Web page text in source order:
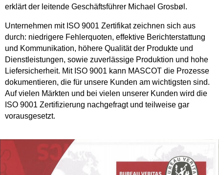
erklärt der leitende Geschäftsführer Michael Grosbøl.
Unternehmen mit ISO 9001 Zertifikat zeichnen sich aus
durch: niedrigere Fehlerquoten, effektive Berichterstattung
und Kommunikation, höhere Qualität der Produkte und
Dienstleistungen, sowie zuverlässige Produktion und hohe
Liefersicherheit. Mit ISO 9001 kann MASCOT die Prozesse
dokumentieren, die für unsere Kunden am wichtigsten sind.
Auf vielen Märkten und bei vielen unserer Kunden wird die
ISO 9001 Zertifizierung nachgefragt und teilweise gar
vorausgesetzt.